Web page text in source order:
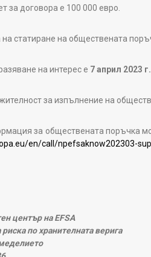
за договора е 100 000 евро.
статиране на обществената
на интерес е 7 април 2023 г.
за изпълнение на
за обществената поръчка
en/call/npefsaknow202303-
център на EFSA
по хранителната верига